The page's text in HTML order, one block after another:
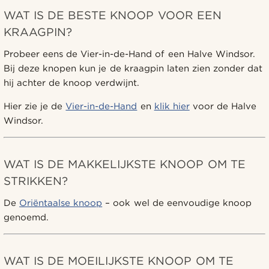
WAT IS DE BESTE KNOOP VOOR EEN
KRAAGPIN?
Probeer eens de Vier-in-de-Hand of een Halve Windsor.
Bij deze knopen kun je de kraagpin laten zien zonder dat
hij achter de knoop verdwijnt.
Hier zie je deVier-in-de-Hand en klik hiervoor de Halve
Windsor.
WAT IS DE MAKKELIJKSTE KNOOP OM TE
STRIKKEN?
De Oriëntaalse knoop – ook wel de eenvoudige knoop
genoemd.
WAT IS DE MOEILIJKSTE KNOOP OM TE